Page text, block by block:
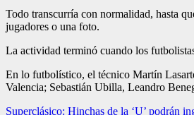
Todo transcurría con normalidad, hasta
jugadores o una foto.
La actividad terminó cuando los
En lo futbolístico, el técnico Martín
Valencia; Sebastián Ubilla, Leandro
Superclásico: Hinchas de la ‘U’ podrán